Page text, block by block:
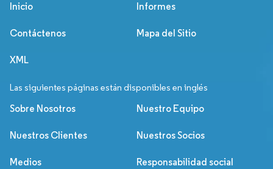
Inicio Informes
Contáctenos Mapa del Sitio
XML
Las siguientes páginas están disponibles en inglés
Sobre Nosotros Nuestro Equipo
Nuestros Clientes Nuestros Socios
Medios Responsabilidad social